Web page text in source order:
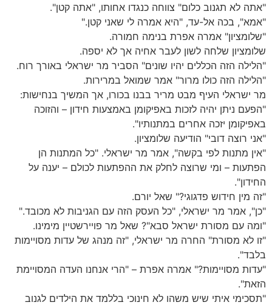
"אתה לא תגנוב כלום" צווחה כנגדו אחותו, "אתה קטן".
"אמא", בכה אל-עד, "היא אמרה לי שאני קטן."
"שלומציון" אמרה אפרת בנימה חמורה.
שלומציון שלחה לשון לעבר אחיה אך לא יספה.
"הלילה הזה הכללים יהיו שונים" הסביר מר ישראלי באורך רוח.
"הלילה הזה כולו מרור" אמר שמואל במרירות.
מר ישראלי העיף מבט מריר בבנו בכורו, אך המשיך בנחישות:
"הפעם ניתן יהיה לזכות באפיקומן באמצעות חידון – והזוכה
באפיקומן יזכה אחרים במתנותיו".
"אני רוצה דובי" הודיעה שלומציון.
"אין מתנות לפי בקשה", אמר מר ישראלי. "כל המתנות הן
הפתעות – ומי שרוצה לחלק את ההפתעות לכולם – יענה על
החידון".
"זה מין חידוש פדגוגי?" שאל יורם.
"כן", אמר מר ישראלי, "כל העסק הזה עם הגניבות לא מכובד."
"ומה עם מסורת ישראל סבא"? שאל מר פויירשטיין מימינו.
"זו לא מסורת" החרה מר ישראלי, "זה מנהג של עדות מסויימות
בלבד".
"עדות מסויימות?" אמרה אפרת – "הרי אנחנו העדה המסויימת
הזאת".
"תסכימי איתי שיש משהו לא חינוכי בללמד את הילדים לגנוב